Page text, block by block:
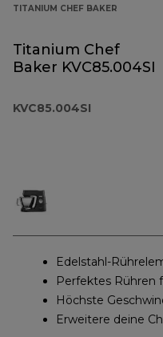
TITANIUM CHEF BAKER
Titanium Chef
Baker KVC85.004SI
KVC85.004SI
Edelstahl-
Perfektes Rühren
Höchste
Erweitere deine